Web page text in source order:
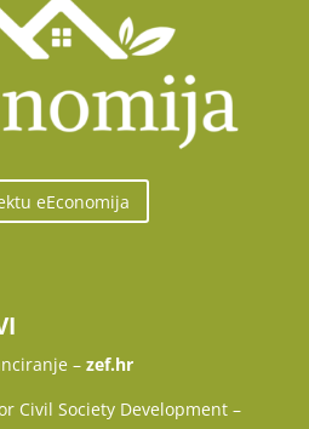
eEconomija
– zef.hr
Civil Society Development –